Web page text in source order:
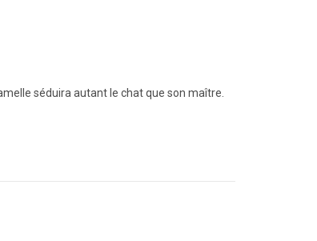
séduira autant le chat que son maître.